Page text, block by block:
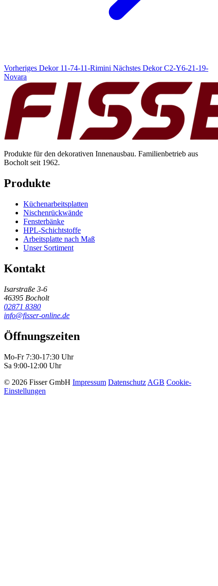
Vorheriges Dekor 11-74-11-Rimini Nächstes Dekor C2-Y6-21-19-
Novara
Produkte für den dekorativen Innenausbau. Familienbetrieb aus
Bocholt seit 1962.
Produkte
Küchenarbeitsplatten
Nischenrückwände
Fensterbänke
HPL-Schichtstoffe
Arbeitsplatte nach Maß
Unser Sortiment
Kontakt
Isarstraße 3-6
46395 Bocholt
02871 8380
info@fisser-online.de
Öffnungszeiten
Mo-Fr 7:30-17:30 Uhr
Sa 9:00-12:00 Uhr
© 2026 Fisser GmbH Impressum Datenschutz AGB Cookie-
Einstellungen